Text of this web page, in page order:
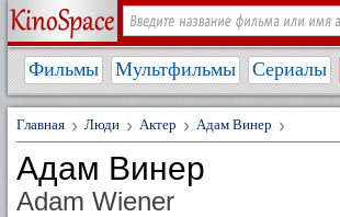
Фильмы Мультфильмы Сериалы
Главная Люди Актер Адам Винер
Адам Винер
Adam Wiener